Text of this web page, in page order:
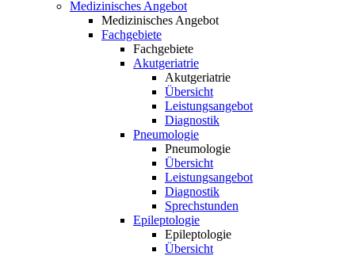
Medizinisches Angebot
Medizinisches Angebot
Fachgebiete
Fachgebiete
Akutgeriatrie
Akutgeriatrie
Übersicht
Leistungsangebot
Diagnostik
Pneumologie
Pneumologie
Übersicht
Leistungsangebot
Diagnostik
Sprechstunden
Epileptologie
Epileptologie
Übersicht